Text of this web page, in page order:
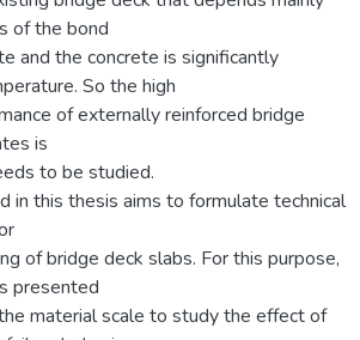
of the bond
and the concrete is significantly
So the high
of externally reinforced bridge
is
to be studied.
in this thesis aims to formulate technical
of bridge deck slabs. For this purpose,
presented
material scale to study the effect of